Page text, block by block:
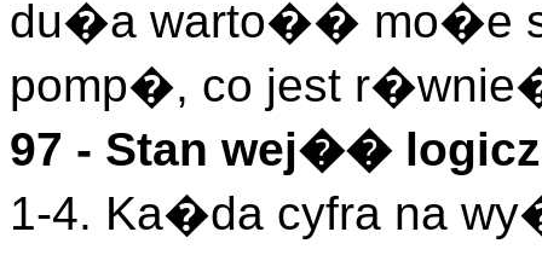
du�a warto�� mo�e
pomp�, co jest
97 - Stan wej��
1-4. Ka�da cyfra na